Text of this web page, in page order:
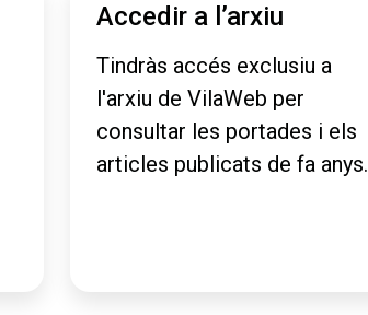
Accedir a l’arxiu
Tindràs accés exclusiu a
l'arxiu de VilaWeb per
consultar les portades i els
articles publicats de fa anys.